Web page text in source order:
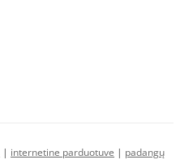
| internetine parduotuve | padangų